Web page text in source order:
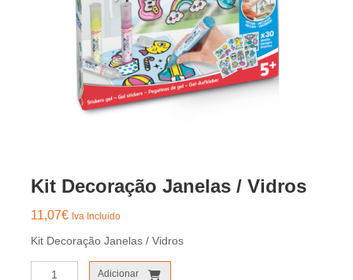
Kit Decoração Janelas / Vidros
11,07€ Iva Incluido
Kit Decoração Janelas / Vidros
Quantidade
Adicionar